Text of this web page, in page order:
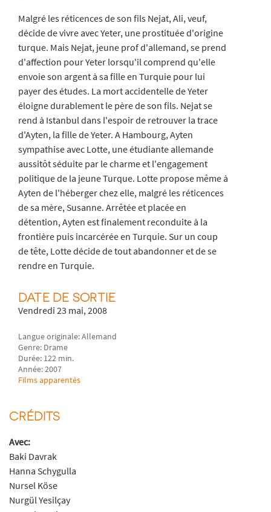
Malgré les réticences de son fils Nejat, Ali, veuf,
décide de vivre avec Yeter, une prostituée d'origine
turque. Mais Nejat, jeune prof d'allemand, se prend
d'affection pour Yeter lorsqu'il comprend qu'elle
envoie son argent à sa fille en Turquie pour lui
payer des études. La mort accidentelle de Yeter
éloigne durablement le père de son fils. Nejat se
rend à Istanbul dans l'espoir de retrouver la trace
d'Ayten, la fille de Yeter. A Hambourg, Ayten
sympathise avec Lotte, une étudiante allemande
aussitôt séduite par le charme et l'engagement
politique de la jeune Turque. Lotte propose même à
Ayten de l'héberger chez elle, malgré les réticences
de sa mère, Susanne. Arrêtée et placée en
détention, Ayten est finalement reconduite à la
frontière puis incarcérée en Turquie. Sur un coup
de tête, Lotte décide de tout abandonner et de se
rendre en Turquie.
DATE DE SORTIE
Vendredi 23 mai, 2008
Langue originale: Allemand
Genre: Drame
Durée: 122 min.
Année: 2007
Films apparentés
CRÉDITS
Avec:
Baki Davrak
Hanna Schygulla
Nursel Köse
Nurgül Yesilçay